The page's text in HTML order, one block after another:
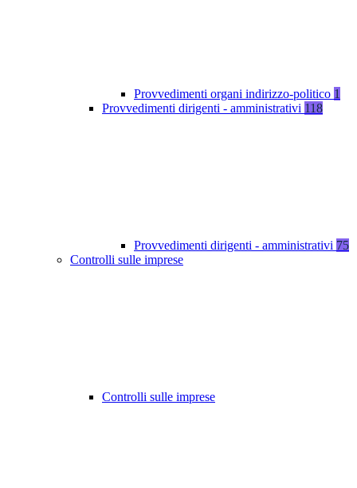
Provvedimenti organi indirizzo-politico 1
Provvedimenti dirigenti - amministrativi 118
Provvedimenti dirigenti - amministrativi 75
Controlli sulle imprese
Controlli sulle imprese